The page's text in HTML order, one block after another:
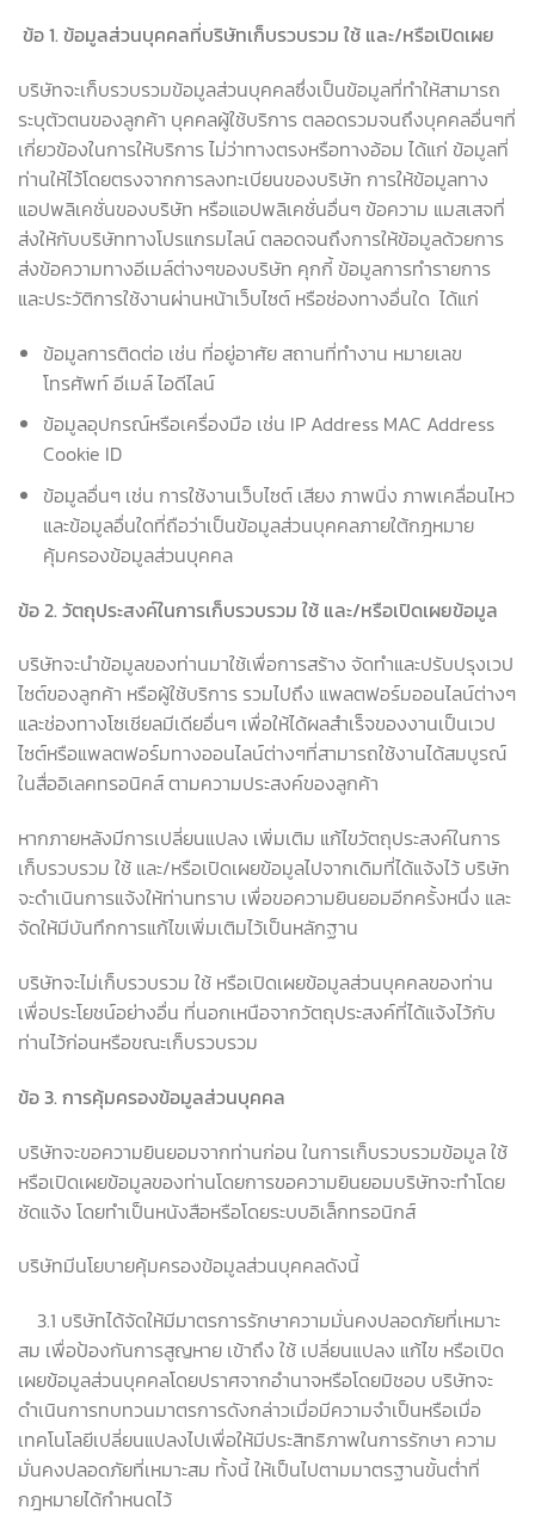
ข้อ1. ข้อมูลส่วนบุคคลที่บริษัทเก็บรวบรวม ใช้ และ/หรือเปิดเผย
บริษัทจะเก็บรวบรวมข้อมูลส่วนบุคคลซึ่งเป็นข้อมูลที่ทำให้สามารถ
ระบุตัวตนของลูกค้า บุคคลผู้ใช้บริการ ตลอดรวมจนถึงบุคคลอื่นๆที่
เกี่ยวข้องในการให้บริการ ไม่ว่าทางตรงหรือทางอ้อม ได้แก่ ข้อมูลที่
ท่านให้ไว้โดยตรงจากการลงทะเบียนของบริษัท การให้ข้อมูลทาง
แอปพลิเคชั่นของบริษัท หรือแอปพลิเคชั่นอื่นๆ ข้อความ แมสเสจที่
ส่งให้กับบริษัททางโปรแกรมไลน์ ตลอดจนถึงการให้ข้อมูลด้วยการ
ส่งข้อความทางอีเมล์ต่างๆของบริษัท คุกกี้ ข้อมูลการทำรายการ
และประวัติการใช้งานผ่านหน้าเว็บไซต์ หรือช่องทางอื่นใด ได้แก่
ข้อมูลการติดต่อ เช่น ที่อยู่อาศัย สถานที่ทำงาน หมายเลข
โทรศัพท์ อีเมล์ ไอดีไลน์
ข้อมูลอุปกรณ์หรือเครื่องมือ เช่น IP Address MAC Address
Cookie ID
ข้อมูลอื่นๆ เช่น การใช้งานเว็บไซต์ เสียง ภาพนิ่ง ภาพเคลื่อนไหว
และข้อมูลอื่นใดที่ถือว่าเป็นข้อมูลส่วนบุคคลภายใต้กฎหมาย
คุ้มครองข้อมูลส่วนบุคคล
ข้อ2. วัตถุประสงค์ในการเก็บรวบรวม ใช้ และ/หรือเปิดเผยข้อมูล
บริษัทจะนำข้อมูลของท่านมาใช้เพื่อการสร้าง จัดทำและปรับปรุงเวป
ไซต์ของลูกค้า หรือผู้ใช้บริการ รวมไปถึง แพลตฟอร์มออนไลน์ต่างๆ
และช่องทางโซเชียลมีเดียอื่นๆ เพื่อให้ได้ผลสำเร็จของงานเป็นเวป
ไซต์หรือแพลตฟอร์มทางออนไลน์ต่างๆที่สามารถใช้งานได้สมบูรณ์
ในสื่ออิเลคทรอนิคส์ ตามความประสงค์ของลูกค้า
หากภายหลังมีการเปลี่ยนแปลง เพิ่มเติม แก้ไขวัตถุประสงค์ในการ
เก็บรวบรวม ใช้ และ/หรือเปิดเผยข้อมูลไปจากเดิมที่ได้แจ้งไว้ บริษัท
จะดำเนินการแจ้งให้ท่านทราบ เพื่อขอความยินยอมอีกครั้งหนึ่ง และ
จัดให้มีบันทึกการแก้ไขเพิ่มเติมไว้เป็นหลักฐาน
บริษัทจะไม่เก็บรวบรวม ใช้ หรือเปิดเผยข้อมูลส่วนบุคคลของท่าน
เพื่อประโยชน์อย่างอื่น ที่นอกเหนือจากวัตถุประสงค์ที่ได้แจ้งไว้กับ
ท่านไว้ก่อนหรือขณะเก็บรวบรวม
ข้อ3. การคุ้มครองข้อมูลส่วนบุคคล
บริษัทจะขอความยินยอมจากท่านก่อน ในการเก็บรวบรวมข้อมูล ใช้
หรือเปิดเผยข้อมูลของท่านโดยการขอความยินยอมบริษัทจะทำโดย
ชัดแจ้ง โดยทำเป็นหนังสือหรือโดยระบบอิเล็กทรอนิกส์
บริษัทมีนโยบายคุ้มครองข้อมูลส่วนบุคคลดังนี้
3.1 บริษัทได้จัดให้มีมาตรการรักษาความมั่นคงปลอดภัยที่เหมาะ
สม เพื่อป้องกันการสูญหาย เข้าถึง ใช้ เปลี่ยนแปลง แก้ไข หรือเปิด
เผยข้อมูลส่วนบุคคลโดยปราศจากอำนาจหรือโดยมิชอบ บริษัทจะ
ดำเนินการทบทวนมาตรการดังกล่าวเมื่อมีความจำเป็นหรือเมื่อ
เทคโนโลยีเปลี่ยนแปลงไปเพื่อให้มีประสิทธิภาพในการรักษา ความ
มั่นคงปลอดภัยที่เหมาะสม ทั้งนี้ ให้เป็นไปตามมาตรฐานขั้นต่ำที่
กฎหมายได้กำหนดไว้